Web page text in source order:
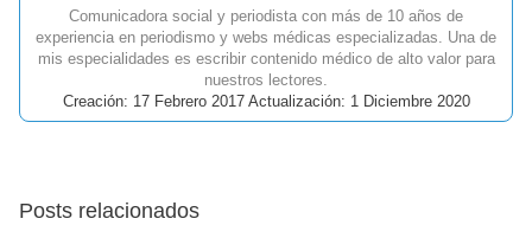
Comunicadora social y periodista con más de 10 años de
experiencia en periodismo y webs médicas especializadas. Una de
mis especialidades es escribir contenido médico de alto valor para
nuestros lectores.
Creación: 17 Febrero 2017 Actualización: 1 Diciembre 2020
Posts relacionados